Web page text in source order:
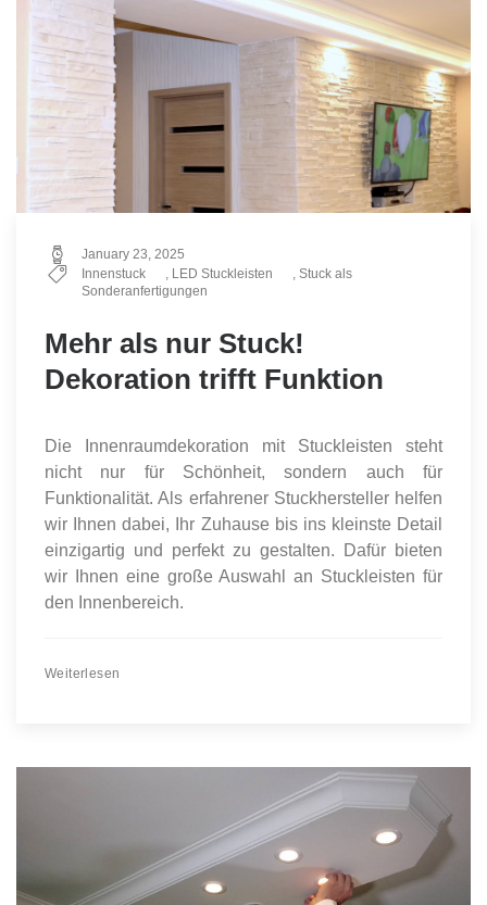
January 23, 2025
Innenstuck
, LED Stuckleisten , Stuck als
Sonderanfertigungen
Mehr als nur Stuck!
Dekoration trifft Funktion
Die Innenraumdekoration mit Stuckleisten steht
nicht nur für Schönheit, sondern auch für
Funktionalität. Als erfahrener Stuckhersteller helfen
wir Ihnen dabei, Ihr Zuhause bis ins kleinste Detail
einzigartig und perfekt zu gestalten. Dafür bieten
wir Ihnen eine große Auswahl an Stuckleisten für
den Innenbereich.
Weiterlesen